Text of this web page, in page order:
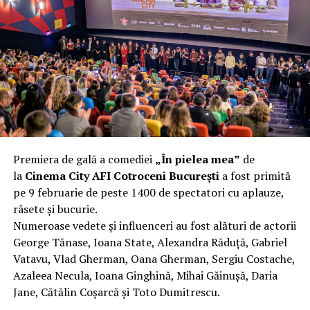
40 km/h. Nu s-a prăbușit, dar s-a deformat atât de tare
încât nu a mai putut fi pliat. Proprietarul l-a aruncat la
fier vechi a doua zi. Asta ca să fie clar de la început: nu
vorbim despre preferințe estetice, ci despre
funcționalitate reală.
Aluminiul, pe scurt: ușor,
rezistent la coroziune, dar cu
nuanțe
Aluminiul e materialul care apare primul în conversație
când cineva caută un pavilion ușor. Și pe bună dreptate.
Densitatea aluminiului e de aproximativ 2,7 g/cm³, față
de circa 7,8 g/cm³ pentru oțel. Practic, la un volum
identic, aluminiul cântărește cam o treime din greutatea
oțelului. Pentru oricine transportă, montează și
demontează frecvent o structură, diferența asta se
Premiera de gală a comediei „În pielea mea” de
la Cinema City AFI Cotroceni Bucureștia fost primită
pe 9 februarie de peste 1400 de spectatori cu aplauze,
râsete și bucurie.
Numeroase vedete și influenceri au fost alături de actorii
George Tănase, Ioana State, Alexandra Răduță, Gabriel
Vatavu, Vlad Gherman, Oana Gherman, Sergiu Costache,
Azaleea Necula, Ioana Ginghină, Mihai Găinușă, Daria
Jane, Cătălin Coșarcă și Toto Dumitrescu.